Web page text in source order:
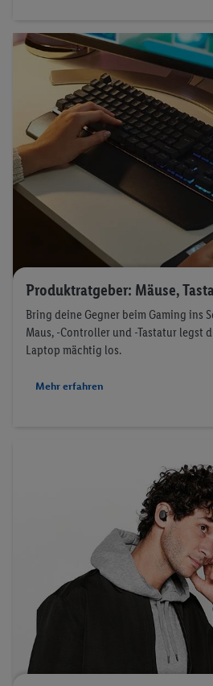
Produktratgeber: Mäuse,
Bring deine Gegner beim Gaming ins
Maus, -Controller und -Tastatur legst
Laptop mächtig los.
Mehr erfahren